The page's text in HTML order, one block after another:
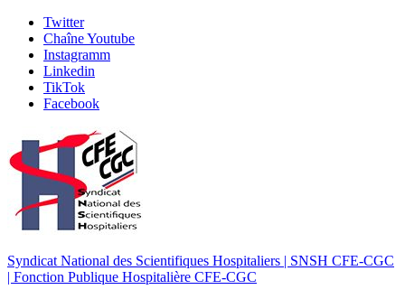
Skip
content
Twitter
Chaîne Youtube
Instagramm
Linkedin
TikTok
Facebook
Syndicat National des Scientifiques Hospitaliers | SNSH CFE-CGC
| Fonction Publique Hospitalière CFE-CGC